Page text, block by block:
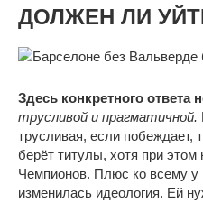
ДОЛЖЕН ЛИ
Здесь конкретного ответа
трусливой и прагматичной.
трусливая, если побеждает,
берёт титулы, хотя при этом
Чемпионов. Плюс ко всему
изменилась идеология. Ей